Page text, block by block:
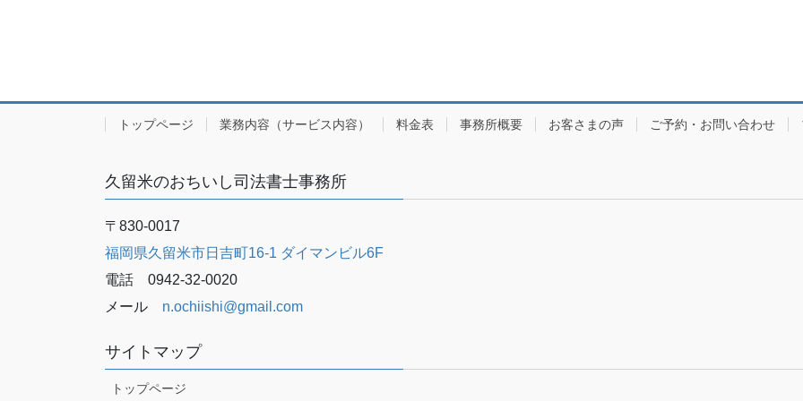
トップページ 業務内容（サービス内容） 料金表 事務所概要 お客さまの声 ご予約・お問い合わせ
久留米のおちいし司法書士事務所
〒830-0017
福岡県久留米市日吉町16-1 ダイマンビル6F
電話 0942-32-0020
メール n.ochiishi@gmail.com
サイトマップ
トップページ